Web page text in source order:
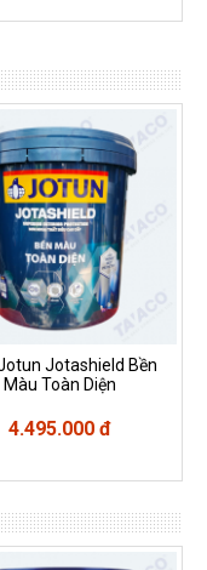
Jotashield Bền
Màu Toàn Diện
4.495.000 đ